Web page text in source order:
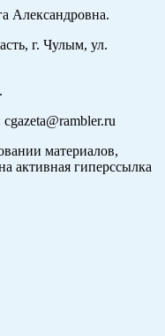
Александровна.
г. Чулым, ул.
материалов,
активная гиперссылка